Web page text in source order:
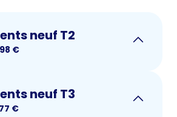
neuf T2
€
neuf T3
€